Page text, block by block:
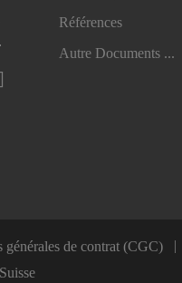
Références
Autre Documents ...
générales de contrat (CGC)